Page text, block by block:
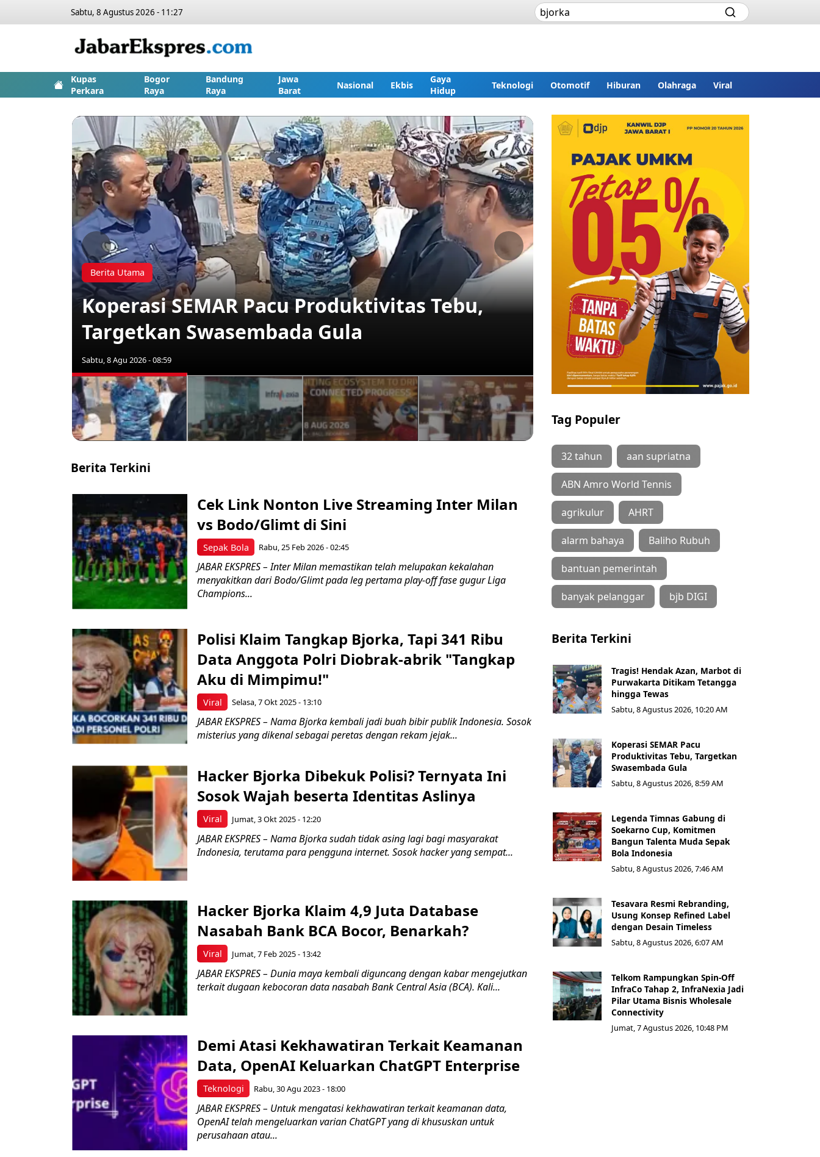
Sabtu, 8 Agustus 2026 - 11:27
Kupas
Perkara
Bogor
Raya
Bandung
Raya
Jawa
Barat
Nasional Ekbis
Gaya
Hidup
Teknologi Otomotif Hiburan Olahraga Viral
Berita Utama
Koperasi SEMAR Pacu Produktivitas Tebu,
Targetkan Swasembada Gula
Sabtu, 8 Agu 2026 - 08:59
Previous Next
Berita Terkini
Sepak Bola
Cek Link Nonton Live Streaming Inter Milan
vs Bodo/Glimt di Sini
Rabu, 25 Feb 2026 - 02:45
JABAR EKSPRES – Inter Milan memastikan telah melupakan kekalahan
menyakitkan dari Bodo/Glimt pada leg pertama play-off fase gugur Liga
Champions...
Viral
Polisi Klaim Tangkap Bjorka, Tapi 341 Ribu
Data Anggota Polri Diobrak-abrik "Tangkap
Aku di Mimpimu!"
Selasa, 7 Okt 2025 - 13:10
JABAR EKSPRES – Nama Bjorka kembali jadi buah bibir publik Indonesia. Sosok
misterius yang dikenal sebagai peretas dengan rekam jejak...
Viral
Hacker Bjorka Dibekuk Polisi? Ternyata Ini
Sosok Wajah beserta Identitas Aslinya
Jumat, 3 Okt 2025 - 12:20
JABAR EKSPRES – Nama Bjorka sudah tidak asing lagi bagi masyarakat
Indonesia, terutama para pengguna internet. Sosok hacker yang sempat...
Viral
Hacker Bjorka Klaim 4,9 Juta Database
Nasabah Bank BCA Bocor, Benarkah?
Jumat, 7 Feb 2025 - 13:42
JABAR EKSPRES – Dunia maya kembali diguncang dengan kabar mengejutkan
terkait dugaan kebocoran data nasabah Bank Central Asia (BCA). Kali...
Teknologi
Demi Atasi Kekhawatiran Terkait Keamanan
Data, OpenAI Keluarkan ChatGPT Enterprise
Rabu, 30 Agu 2023 - 18:00
JABAR EKSPRES – Untuk mengatasi kekhawatiran terkait keamanan data,
OpenAI telah mengeluarkan varian ChatGPT yang di khususkan untuk
perusahaan atau...
Tag Populer
32 tahun aan supriatna
ABN Amro World Tennis
agrikulur AHRT
alarm bahaya Baliho Rubuh
bantuan pemerintah
banyak pelanggar bjb DIGI
Berita Terkini
Tragis! Hendak Azan, Marbot di
Purwakarta Ditikam Tetangga
hingga Tewas
Sabtu, 8 Agustus 2026, 10:20 AM
Koperasi SEMAR Pacu
Produktivitas Tebu, Targetkan
Swasembada Gula
Sabtu, 8 Agustus 2026, 8:59 AM
Legenda Timnas Gabung di
Soekarno Cup, Komitmen
Bangun Talenta Muda Sepak
Bola Indonesia
Sabtu, 8 Agustus 2026, 7:46 AM
Tesavara Resmi Rebranding,
Usung Konsep Refined Label
dengan Desain Timeless
Sabtu, 8 Agustus 2026, 6:07 AM
Telkom Rampungkan Spin-Off
InfraCo Tahap 2, InfraNexia Jadi
Pilar Utama Bisnis Wholesale
Connectivity
Jumat, 7 Agustus 2026, 10:48 PM